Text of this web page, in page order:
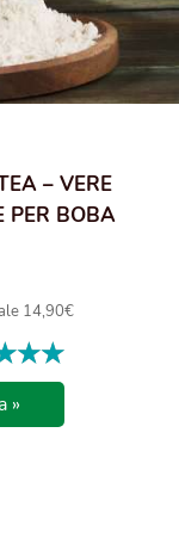
– VERE
PER BOBA
14,90€
»